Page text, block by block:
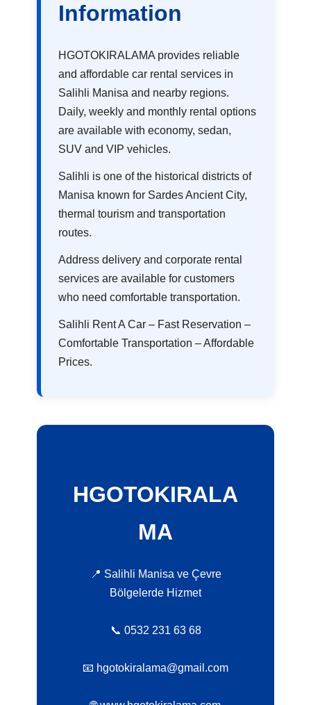
Information
HGOTOKIRALAMA provides reliable
and affordable car rental services in
Salihli Manisa and nearby regions.
Daily, weekly and monthly rental options
are available with economy, sedan,
SUV and VIP vehicles.
Salihli is one of the historical districts of
Manisa known for Sardes Ancient City,
thermal tourism and transportation
routes.
Address delivery and corporate rental
services are available for customers
who need comfortable transportation.
Salihli Rent A Car – Fast Reservation –
Comfortable Transportation – Affordable
Prices.
HGOTOKIRALA
MA
📍 Salihli Manisa ve Çevre
Bölgelerde Hizmet
📞 0532 231 63 68
📧 hgotokiralama@gmail.com